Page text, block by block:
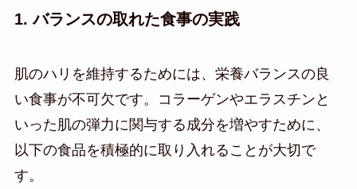
1. バランスの取れた食事の実践
肌のハリを維持するためには、栄養バランスの良
い食事が不可欠です。コラーゲンやエラスチンと
いった肌の弾力に関与する成分を増やすために、
以下の食品を積極的に取り入れることが大切で
す。